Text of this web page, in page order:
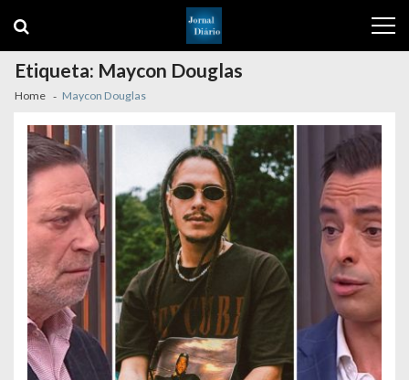
navigation
content
Etiqueta: Maycon Douglas
Home Maycon Douglas